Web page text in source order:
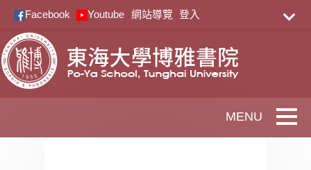
跳到主要內容
Facebook Youtube 網站導覽 登入